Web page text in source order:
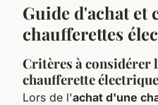
Guide d'achat et
chaufferettes
Critères à considérer
chaufferette électrique
Lors de l'achat d'une